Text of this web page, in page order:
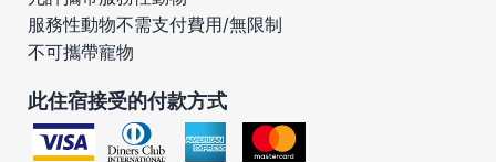
服務性動物不需支付費用/無限制
不可攜帶寵物
此住宿接受的付款方式